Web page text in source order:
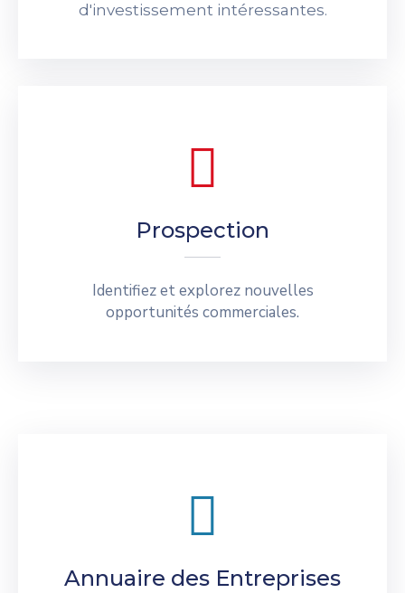
d'investissement intéressantes.
Prospection
Identifiez et explorez nouvelles
opportunités commerciales.
Annuaire des Entreprises